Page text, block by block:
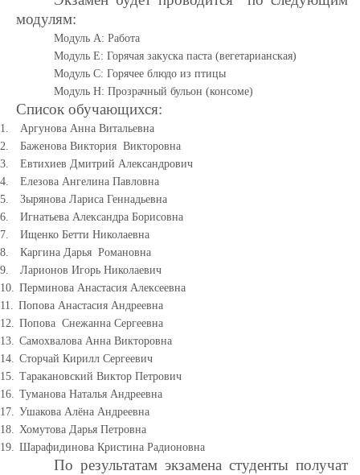
модулям:
Модуль A: Работа
Модуль E: Горячая закуска паста (вегетарианская)
Модуль С: Горячее блюдо из птицы
Модуль H: Прозрачный бульон (консоме)
Список обучающихся:
Аргунова Анна Витальевна
Баженова Виктория Викторовна
Евтихиев Дмитрий Александрович
Елезова Ангелина Павловна
Зырянова Лариса Геннадьевна
Игнатьева Александра Борисовна
Ищенко Бетти Николаевна
Каргина Дарья Романовна
Ларионов Игорь Николаевич
Перминова Анастасия Алексеевна
Попова Анастасия Андреевна
Попова Снежанна Сергеевна
Самохвалова Анна Викторовна
Сторчай Кирилл Сергеевич
Таракановский Виктор Петрович
Туманова Наталья Андреевна
Ушакова Алёна Андреевна
Хомутова Дарья Петровна
Шарафидинова Кристина Радионовна
По результатам экзамена студенты получат